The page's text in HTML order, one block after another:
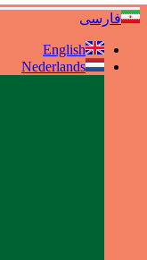
فارسی
English
Nederlands